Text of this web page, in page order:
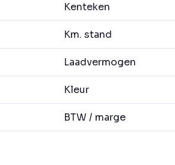
Kenteken
Km. stand
Laadvermogen
Kleur
BTW / marge